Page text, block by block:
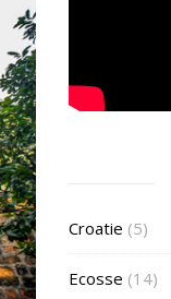
Croatie (5)
Ecosse (14)